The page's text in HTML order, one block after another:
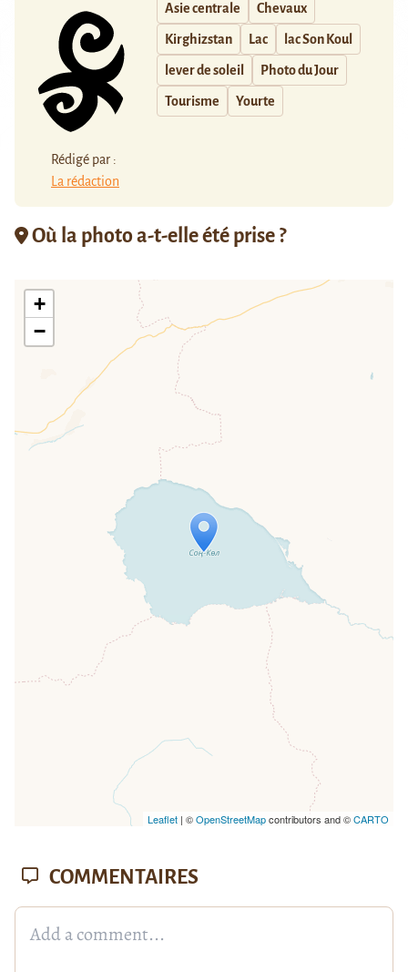
Rédigé par :
La rédaction
Asie centrale Chevaux
Kirghizstan Lac lac Son Koul
lever de soleil Photo du Jour
Tourisme Yourte
Où la photo a-t-elle été prise ?
Travelers' Map is loading...
If you see this after your page is
loaded completely, leafletJS files are
+
−
Leaflet| ©OpenStreetMapcontributors and ©CARTO
COMMENTAIRES